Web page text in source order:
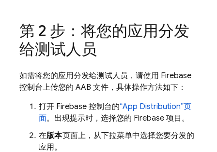
第 2 步：将您的应用分发
给测试人员
如需将您的应用分发给测试人员，请使用 Firebase
控制台上传您的 AAB 文件，具体操作方法如下：
打开 Firebase 控制台的“App Distribution”页
面。出现提示时，选择您的 Firebase 项目。
在版本页面上，从下拉菜单中选择您要分发的
应用。